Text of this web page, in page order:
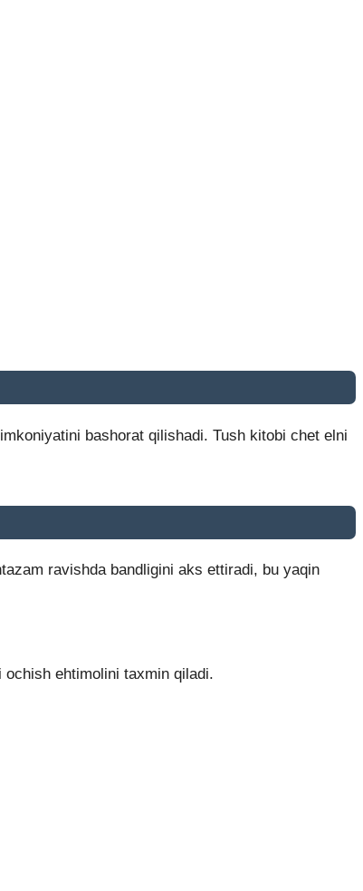
bashorat qilishadi. Tush kitobi chet elni
ravishda bandligini aks ettiradi, bu yaqin
ochish ehtimolini taxmin qiladi.